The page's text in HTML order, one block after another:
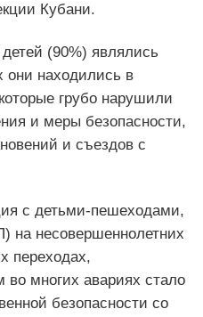
Кубани.
(90%) являлись
они находились в
грубо нарушили
и меры безопасности,
и съездов с
с детьми-пешеходами,
на несовершеннолетних
переходах,
многих авариях стало
безопасности со